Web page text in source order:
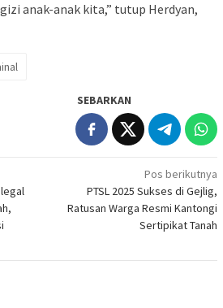
anak-anak kita,” tutup Herdyan,
SEBARKAN
Pos berikutnya
PTSL 2025 Sukses di Gejlig,
Ratusan Warga Resmi Kantongi
Sertipikat Tanah